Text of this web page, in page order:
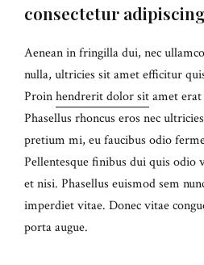
consectetur
Aenean in fringilla dui, nec
nulla, ultricies sit amet efficitur
Proinhendrerit dolor sitamet
Phasellus rhoncus eros nec
pretium mi, eu faucibus odio
Pellentesque finibus dui quis odio
et nisi. Phasellus euismod sem
imperdiet vitae. Donec vitae
porta augue.